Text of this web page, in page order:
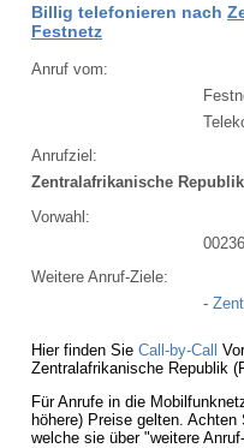
Billig telefonieren nach
Festnetz
Anruf vom:
Anrufziel:
Zentralafrikanische
Vorwahl:
00236
Weitere Anruf-Ziele:
-
Hier finden Sie Call-by-Call
Zentralafrikanische Republik
Für Anrufe in die
höhere) Preise gelten. Achten
welche sie über "weitere